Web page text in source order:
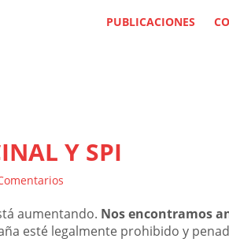
PUBLICACIONES
Y SPI
aumentando. Nos encontramos
esté legalmente prohibido y